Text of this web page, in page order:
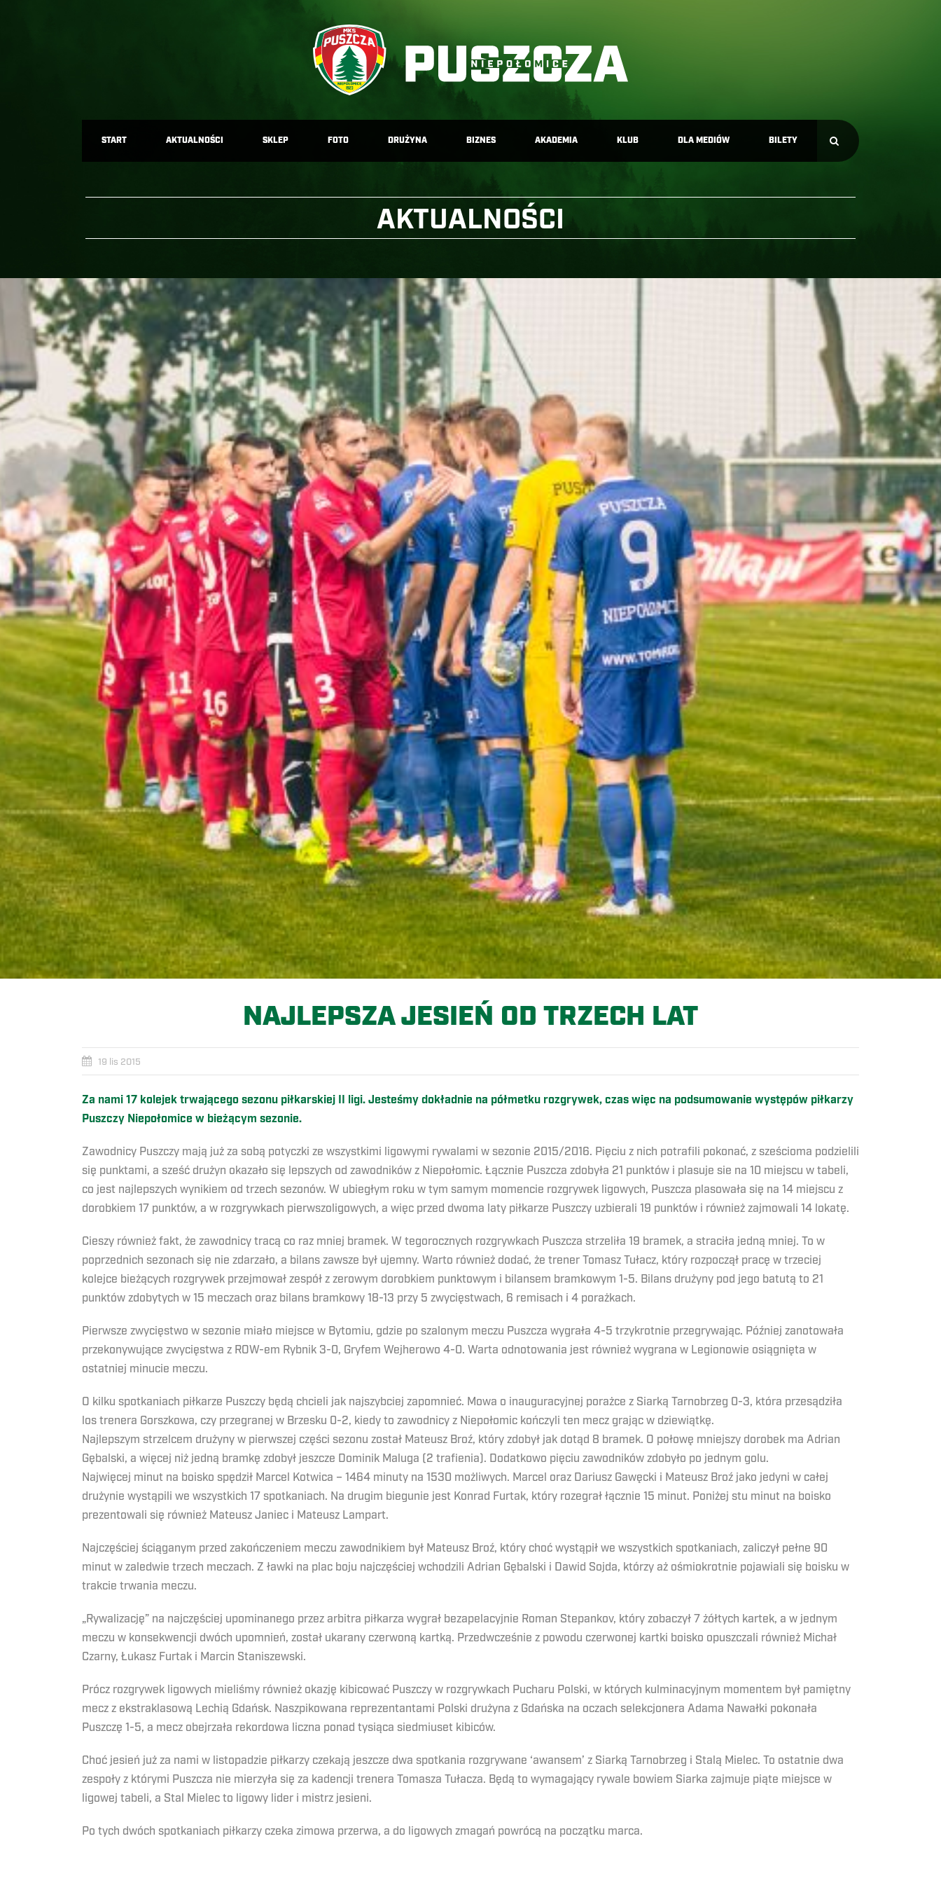
START AKTUALNOŚCI SKLEP FOTO DRUŻYNA BIZNES AKADEMIA KLUB DLA MEDIÓW BILETY
AKTUALNOŚCI
NAJLEPSZA JESIEŃ OD TRZECH LAT
19 lis 2015
Za nami 17 kolejek trwającego sezonu piłkarskiej II ligi. Jesteśmy dokładnie na półmetku rozgrywek, czas więc na podsumowanie występów piłkarzy
Puszczy Niepołomice w bieżącym sezonie.
Zawodnicy Puszczy mają już za sobą potyczki ze wszystkimi ligowymi rywalami w sezonie 2015/2016. Pięciu z nich potrafili pokonać, z sześcioma podzielili
się punktami, a sześć drużyn okazało się lepszych od zawodników z Niepołomic. Łącznie Puszcza zdobyła 21 punktów i plasuje sie na 10 miejscu w tabeli,
co jest najlepszych wynikiem od trzech sezonów. W ubiegłym roku w tym samym momencie rozgrywek ligowych, Puszcza plasowała się na 14 miejscu z
dorobkiem 17 punktów, a w rozgrywkach pierwszoligowych, a więc przed dwoma laty piłkarze Puszczy uzbierali 19 punktów i również zajmowali 14 lokatę.
Cieszy również fakt, że zawodnicy tracą co raz mniej bramek. W tegorocznych rozgrywkach Puszcza strzeliła 19 bramek, a straciła jedną mniej. To w
poprzednich sezonach się nie zdarzało, a bilans zawsze był ujemny. Warto również dodać, że trener Tomasz Tułacz, który rozpoczął pracę w trzeciej
kolejce bieżących rozgrywek przejmował zespół z zerowym dorobkiem punktowym i bilansem bramkowym 1-5. Bilans drużyny pod jego batutą to 21
punktów zdobytych w 15 meczach oraz bilans bramkowy 18-13 przy 5 zwycięstwach, 6 remisach i 4 porażkach.
Pierwsze zwycięstwo w sezonie miało miejsce w Bytomiu, gdzie po szalonym meczu Puszcza wygrała 4-5 trzykrotnie przegrywając. Później zanotowała
przekonywujące zwycięstwa z ROW-em Rybnik 3-0, Gryfem Wejherowo 4-0. Warta odnotowania jest również wygrana w Legionowie osiągnięta w
ostatniej minucie meczu.
O kilku spotkaniach piłkarze Puszczy będą chcieli jak najszybciej zapomnieć. Mowa o inauguracyjnej porażce z Siarką Tarnobrzeg 0-3, która przesądziła
los trenera Gorszkowa, czy przegranej w Brzesku 0-2, kiedy to zawodnicy z Niepołomic kończyli ten mecz grając w dziewiątkę.
Najlepszym strzelcem drużyny w pierwszej części sezonu został Mateusz Broź, który zdobył jak dotąd 8 bramek. O połowę mniejszy dorobek ma Adrian
Gębalski, a więcej niż jedną bramkę zdobył jeszcze Dominik Maluga (2 trafienia). Dodatkowo pięciu zawodników zdobyło po jednym golu.
Najwięcej minut na boisko spędził Marcel Kotwica – 1464 minuty na 1530 możliwych. Marcel oraz Dariusz Gawęcki i Mateusz Broź jako jedyni w całej
drużynie wystąpili we wszystkich 17 spotkaniach. Na drugim biegunie jest Konrad Furtak, który rozegrał łącznie 15 minut. Poniżej stu minut na boisko
prezentowali się również Mateusz Janiec i Mateusz Lampart.
Najczęściej ściąganym przed zakończeniem meczu zawodnikiem był Mateusz Broź, który choć wystąpił we wszystkich spotkaniach, zaliczył pełne 90
minut w zaledwie trzech meczach. Z ławki na plac boju najczęściej wchodzili Adrian Gębalski i Dawid Sojda, którzy aż ośmiokrotnie pojawiali się boisku w
trakcie trwania meczu.
„Rywalizację” na najczęściej upominanego przez arbitra piłkarza wygrał bezapelacyjnie Roman Stepankov, który zobaczył 7 żółtych kartek, a w jednym
meczu w konsekwencji dwóch upomnień, został ukarany czerwoną kartką. Przedwcześnie z powodu czerwonej kartki boisko opuszczali również Michał
Czarny, Łukasz Furtak i Marcin Staniszewski.
Prócz rozgrywek ligowych mieliśmy również okazję kibicować Puszczy w rozgrywkach Pucharu Polski, w których kulminacyjnym momentem był pamiętny
mecz z ekstraklasową Lechią Gdańsk. Naszpikowana reprezentantami Polski drużyna z Gdańska na oczach selekcjonera Adama Nawałki pokonała
Puszczę 1-5, a mecz obejrzała rekordowa liczna ponad tysiąca siedmiuset kibiców.
Choć jesień już za nami w listopadzie piłkarzy czekają jeszcze dwa spotkania rozgrywane ‘awansem’ z Siarką Tarnobrzeg i Stalą Mielec. To ostatnie dwa
zespoły z którymi Puszcza nie mierzyła się za kadencji trenera Tomasza Tułacza. Będą to wymagający rywale bowiem Siarka zajmuje piąte miejsce w
ligowej tabeli, a Stal Mielec to ligowy lider i mistrz jesieni.
Po tych dwóch spotkaniach piłkarzy czeka zimowa przerwa, a do ligowych zmagań powrócą na początku marca.